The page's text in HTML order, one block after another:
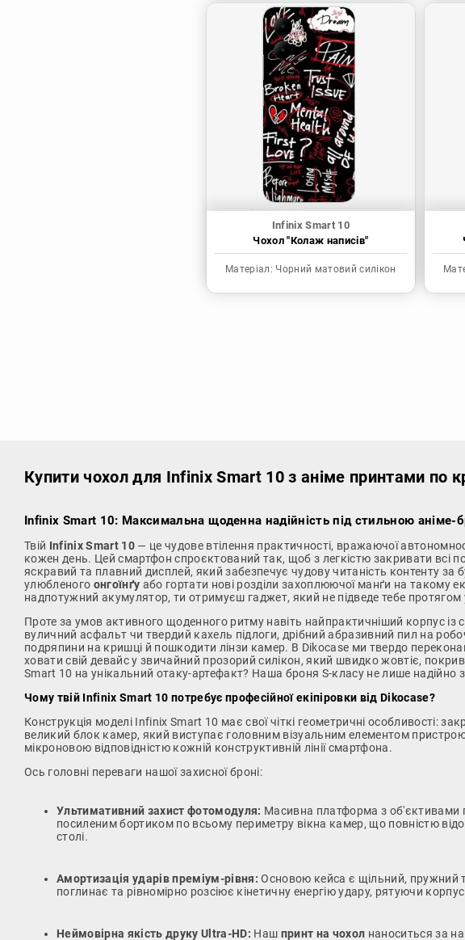
Infinix Smart 10
Чохол "Колаж написів"
Матеріал: Чорний матовий силікон
Купити чохол для Infinix Smart 10 з аніме принтами по
Infinix Smart 10: Максимальна щоденна надійність під стильною аніме-
Твій Infinix Smart 10 — це чудове втілення практичності, вражаючої
кожен день. Цей смартфон спроєктований так, щоб з легкістю закривати
яскравий та плавний дисплей, який забезпечує чудову читаність контенту за
улюбленого онгоїнґу або гортати нові розділи захоплюючої манґи на такому
надпотужний акумулятор, ти отримуєш гаджет, який не підведе тебе
Проте за умов активного щоденного ритму навіть найпрактичніший корпус
вуличний асфальт чи твердий кахель підлоги, дрібний абразивний пил на
подряпини на кришці й пошкодити лінзи камер. В Dikocase ми твердо
ховати свій девайс у звичайний прозорий силікон, який швидко жовтіє,
Smart 10 на унікальний отаку-артефакт? Наша броня S-класу не лише надійно
Чому твій Infinix Smart 10 потребує професійної екіпіровки від Dikocase?
Конструкція моделі Infinix Smart 10 має свої чіткі геометричні особливості:
великий блок камер, який виступає головним візуальним елементом
мікроновою відповідністю кожній конструктивній лінії смартфона.
Ось головні переваги нашої захисної броні:
Ультимативний захист фотомодуля: Масивна платформа з об'єктивами
посиленим бортиком по всьому периметру вікна камер, що повністю
столі.
Амортизація ударів преміум-рівня: Основою кейса є щільний, пружний
поглинає та рівномірно розсіює кінетичну енергію удару, рятуючи
Неймовірна якість друку Ultra-HD: Наш принт на чохол наноситься за